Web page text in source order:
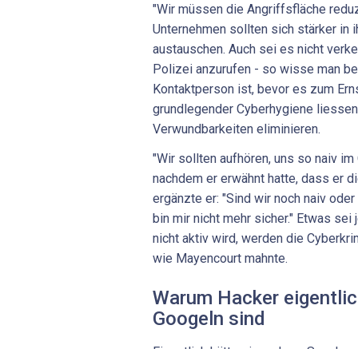
"Wir müssen die Angriffsfläche
Unternehmen sollten sich stärker in
austauschen. Auch sei es nicht
Polizei anzurufen - so wisse man
Kontaktperson ist, bevor es zum
grundlegender Cyberhygiene
Verwundbarkeiten eliminieren.
"Wir sollten aufhören, uns so naiv
nachdem er erwähnt hatte, dass er
ergänzte er: "Sind wir noch naiv
bin mir nicht mehr sicher." Etwas sei
nicht aktiv wird, werden die
wie Mayencourt mahnte.
Warum Hacker
Googeln sind